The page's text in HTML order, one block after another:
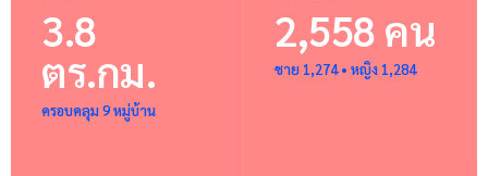
3.8
ตร.กม.
ครอบคลุม 9 หมู่บ้าน
2,558 คน
ชาย 1,274 • หญิง 1,284